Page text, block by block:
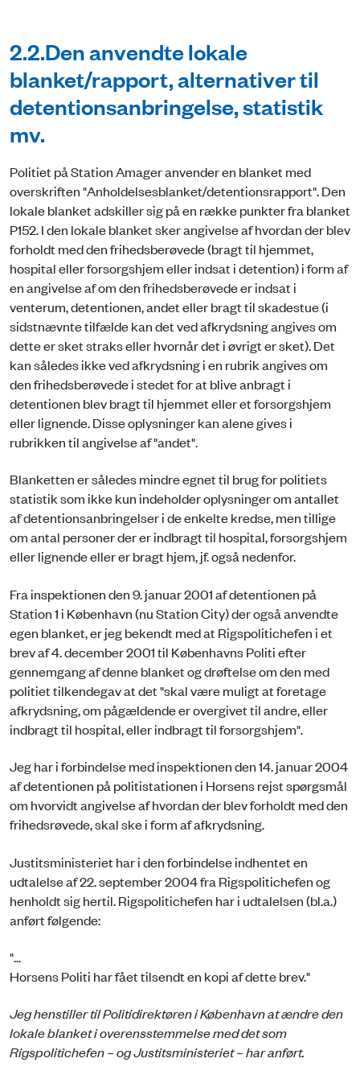
2.2.Den anvendte lokale
blanket/rapport, alternativer til
detentionsanbringelse, statistik
mv.
Politiet på Station Amager anvender en blanket med
overskriften "Anholdelsesblanket/detentionsrapport". Den
lokale blanket adskiller sig på en række punkter fra blanket
P152. I den lokale blanket sker angivelse af hvordan der blev
forholdt med den frihedsberøvede (bragt til hjemmet,
hospital eller forsorgshjem eller indsat i detention) i form af
en angivelse af om den frihedsberøvede er indsat i
venterum, detentionen, andet eller bragt til skadestue (i
sidstnævnte tilfælde kan det ved afkrydsning angives om
dette er sket straks eller hvornår det i øvrigt er sket). Det
kan således ikke ved afkrydsning i en rubrik angives om
den frihedsberøvede i stedet for at blive anbragt i
detentionen blev bragt til hjemmet eller et forsorgshjem
eller lignende. Disse oplysninger kan alene gives i
rubrikken til angivelse af "andet".
Blanketten er således mindre egnet til brug for politiets
statistik som ikke kun indeholder oplysninger om antallet
af detentionsanbringelser i de enkelte kredse, men tillige
om antal personer der er indbragt til hospital, forsorgshjem
eller lignende eller er bragt hjem, jf. også nedenfor.
Fra inspektionen den 9. januar 2001 af detentionen på
Station 1 i København (nu Station City) der også anvendte
egen blanket, er jeg bekendt med at Rigspolitichefen i et
brev af 4. december 2001 til Københavns Politi efter
gennemgang af denne blanket og drøftelse om den med
politiet tilkendegav at det "skal være muligt at foretage
afkrydsning, om pågældende er overgivet til andre, eller
indbragt til hospital, eller indbragt til forsorgshjem".
Jeg har i forbindelse med inspektionen den 14. januar 2004
af detentionen på politistationen i Horsens rejst spørgsmål
om hvorvidt angivelse af hvordan der blev forholdt med den
frihedsrøvede, skal ske i form af afkrydsning.
Justitsministeriet har i den forbindelse indhentet en
udtalelse af 22. september 2004 fra Rigspolitichefen og
henholdt sig hertil. Rigspolitichefen har i udtalelsen (bl.a.)
anført følgende:
"...
Horsens Politi har fået tilsendt en kopi af dette brev."
Jeg henstiller til Politidirektøren i København at ændre den
lokale blanket i overensstemmelse med det som
Rigspolitichefen – og Justitsministeriet – har anført.